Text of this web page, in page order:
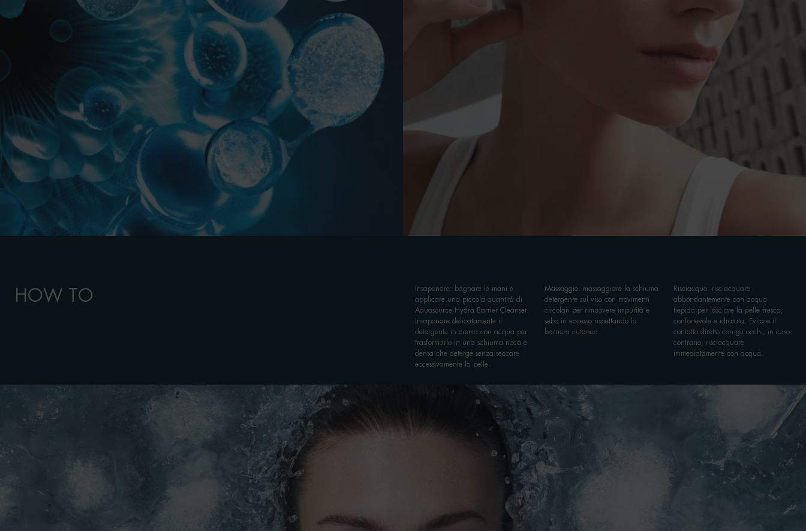
HOW TO
Insaponare: bagnare le mani e
applicare una piccola quantità di
Aquasource Hydra Barrier Cleanser.
Insaponare delicatamente il
detergente in crema con acqua per
trasformarlo in una schiuma ricca e
densa che deterge senza seccare
eccessivamente la pelle.
Massaggio: massaggiare la schiuma
detergente sul viso con movimenti
circolari per rimuovere impurità e
sebo in eccesso rispettando la
barriera cutanea.
Risciacquo: risciacquare
abbondantemente con acqua
tiepida per lasciare la pelle fresca,
confortevole e idratata. Evitare il
contatto diretto con gli occhi; in caso
contrario, risciacquare
immediatamente con acqua.